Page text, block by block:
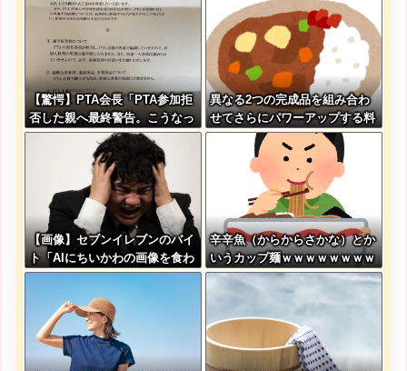
【驚愕】PTA会長「PTA参加拒
否した親へ最終警告。こうなっ
てもいい？」
異なる2つの完成品を組み合わ
せてさらにパワーアップする料
理「カツカレー」以外にない
【画像】セブンイレブンのバイ
ト「AIにちいかわの画像を食わ
せてっと………できた！」→と
んでもないものが出来上がって
しまうw w w w w
辛辛魚（からからさかな）とか
いうカップ麺ｗｗｗｗｗｗｗｗ
ｗｗ